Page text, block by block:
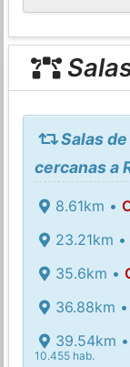
Salas de
cercanas a
8.61km •
23.21km •
35.6km •
36.88km •
39.54km •
10.455 hab.